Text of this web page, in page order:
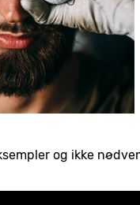
og ikke